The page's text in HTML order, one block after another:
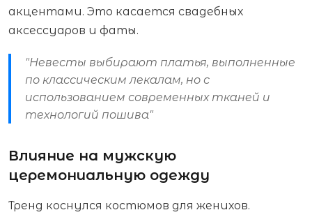
акцентами. Это касается свадебных
аксессуаров и фаты.
"Невесты выбирают платья, выполненные
по классическим лекалам, но с
использованием современных тканей и
технологий пошива"
Влияние на мужскую
церемониальную одежду
Тренд коснулся костюмов для женихов.